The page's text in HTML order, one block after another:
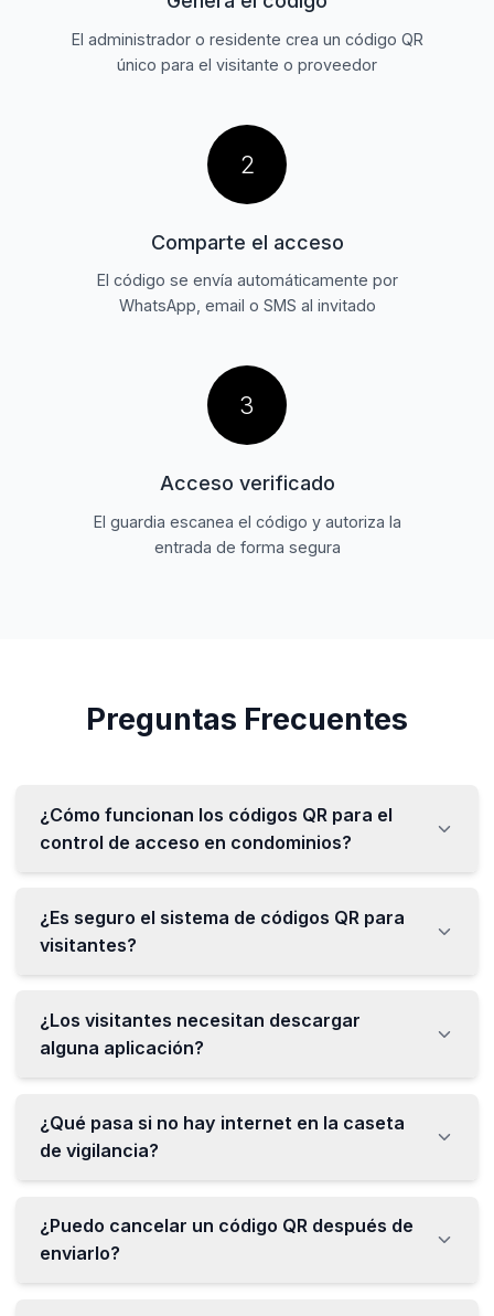
El administrador o residente crea un código QR
único para el visitante o proveedor
2
Comparte el acceso
El código se envía automáticamente por
WhatsApp, email o SMS al invitado
3
Acceso verificado
El guardia escanea el código y autoriza la
entrada de forma segura
Preguntas Frecuentes
¿Cómo funcionan los códigos QR para el
control de acceso en condominios?
¿Es seguro el sistema de códigos QR para
visitantes?
¿Los visitantes necesitan descargar
alguna aplicación?
¿Qué pasa si no hay internet en la caseta
de vigilancia?
¿Puedo cancelar un código QR después de
enviarlo?